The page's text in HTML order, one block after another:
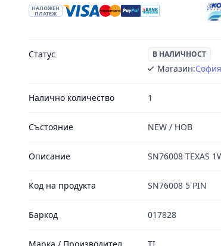
НАЛОЖЕН
ПЛАТЕЖ
Статус В НАЛИЧНОСТ
Магазин:
Налично количество 1
Състояние NEW / НОВ
Описание SN76008 TEXAS
Код на продукта SN76008 5 PIN
Баркод 017828